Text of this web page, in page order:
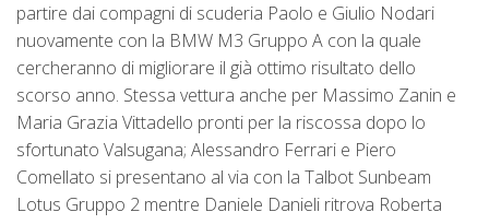
partire dai compagni di scuderia Paolo e Giulio Nodari
nuovamente con la BMW M3 Gruppo A con la quale
cercheranno di migliorare il già ottimo risultato dello
scorso anno. Stessa vettura anche per Massimo Zanin e
Maria Grazia Vittadello pronti per la riscossa dopo lo
sfortunato Valsugana; Alessandro Ferrari e Piero
Comellato si presentano al via con la Talbot Sunbeam
Lotus Gruppo 2 mentre Daniele Danieli ritrova Roberta